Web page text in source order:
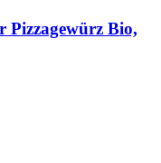
Pizzagewürz Bio,